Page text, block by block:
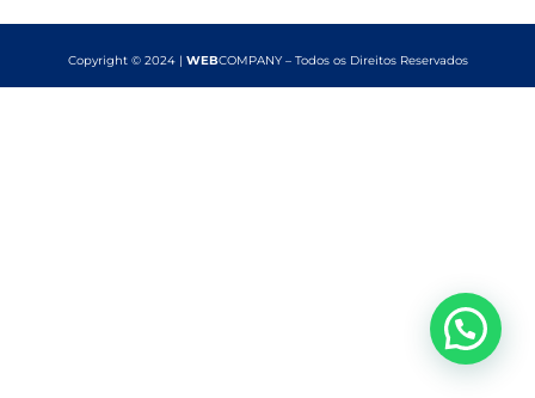
Copyright © 2024 | WEBCOMPANY – Todos os Direitos Reservados